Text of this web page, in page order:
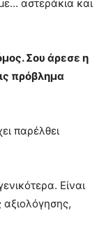
αστεράκια και
Σου άρεσε η
πρόβλημα
παρέλθει
Είναι